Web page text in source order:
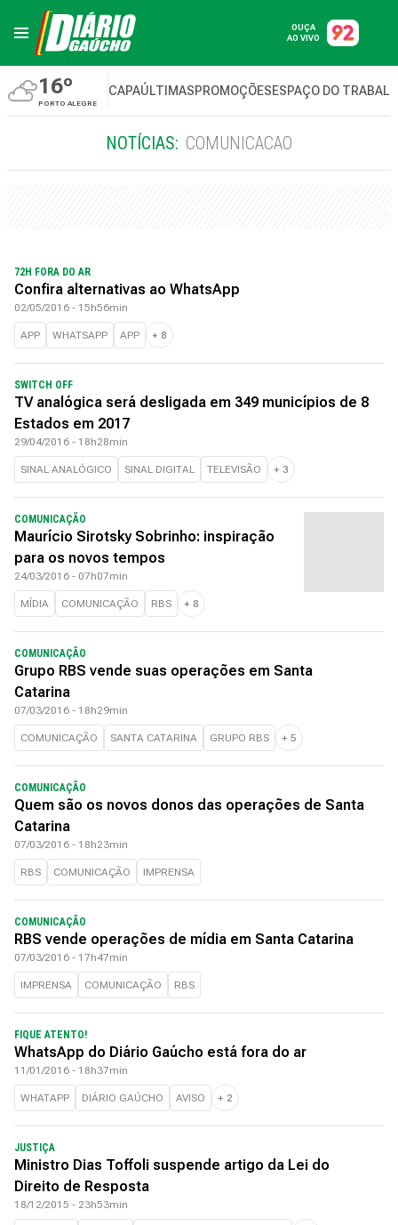
OUÇA
AO VIVO
16º
PORTO ALEGRE
CAPAÚLTIMASPROMOÇÕESESPAÇO DO
NOTÍCIAS: COMUNICACAO
72H FORA DO AR
Confira alternativas ao WhatsApp
02/05/2016 - 15h56min
APP WHATSAPP APP + 8
SWITCH OFF
TV analógica será desligada em 349 municípios de 8
Estados em 2017
29/04/2016 - 18h28min
SINAL ANALÓGICO SINAL DIGITAL TELEVISÃO + 3
COMUNICAÇÃO
Maurício Sirotsky Sobrinho: inspiração
para os novos tempos
24/03/2016 - 07h07min
MÍDIA COMUNICAÇÃO RBS + 8
COMUNICAÇÃO
Grupo RBS vende suas operações em Santa
Catarina
07/03/2016 - 18h29min
COMUNICAÇÃO SANTA CATARINA GRUPO RBS + 5
COMUNICAÇÃO
Quem são os novos donos das operações de Santa
Catarina
07/03/2016 - 18h23min
RBS COMUNICAÇÃO IMPRENSA
COMUNICAÇÃO
RBS vende operações de mídia em Santa Catarina
07/03/2016 - 17h47min
IMPRENSA COMUNICAÇÃO RBS
FIQUE ATENTO!
WhatsApp do Diário Gaúcho está fora do ar
11/01/2016 - 18h37min
WHATAPP DIÁRIO GAÚCHO AVISO + 2
JUSTIÇA
Ministro Dias Toffoli suspende artigo da Lei do
Direito de Resposta
18/12/2015 - 23h53min